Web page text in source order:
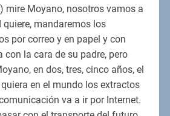
mire Moyano, nosotros vamos a
quiere, mandaremos los
por correo y en papel y con
con la cara de su padre, pero
en dos, tres, cinco años, el
en el mundo los extractos
va a ir por Internet.